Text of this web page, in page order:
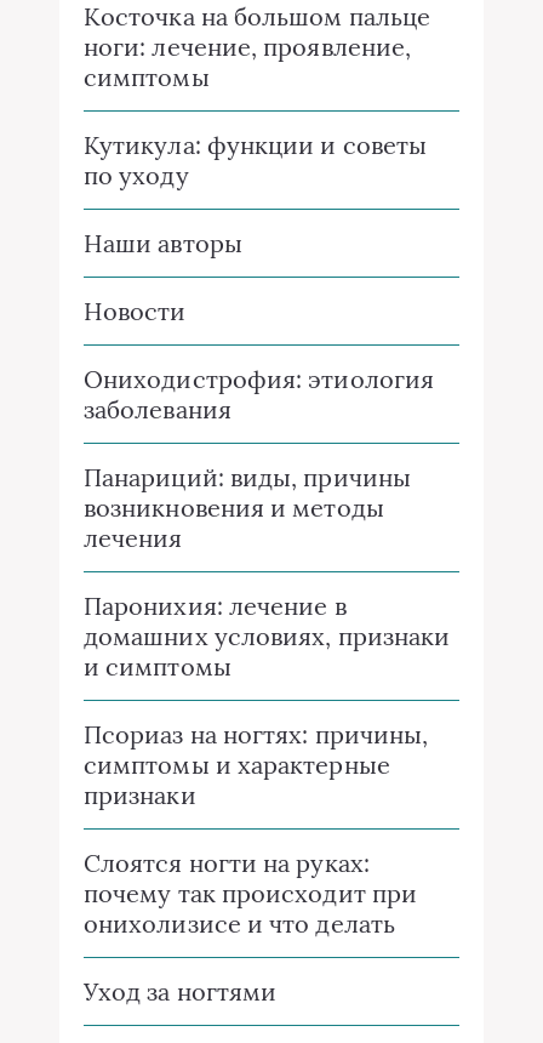
Косточка на большом пальце
ноги: лечение, проявление,
симптомы
Кутикула: функции и советы
по уходу
Наши авторы
Новости
Ониходистрофия: этиология
заболевания
Панариций: виды, причины
возникновения и методы
лечения
Паронихия: лечение в
домашних условиях, признаки
и симптомы
Псориаз на ногтях: причины,
симптомы и характерные
признаки
Слоятся ногти на руках:
почему так происходит при
онихолизисе и что делать
Уход за ногтями